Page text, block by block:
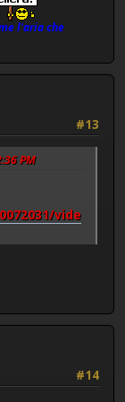
l'aria che
#13
PM
vide
#14